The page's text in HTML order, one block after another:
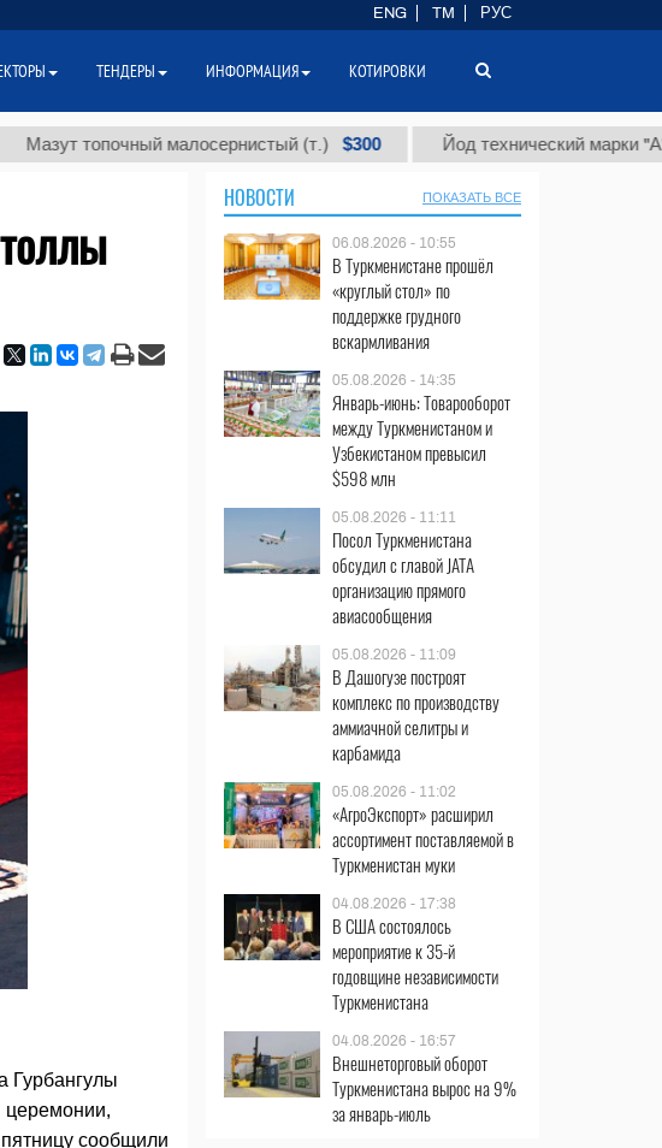
топочный малосернистый (т.) $300 Йод технический марки "А" (т.)
Гурбангулы
церемонии,
сообщили
НОВОСТИ ПОКАЗАТЬ ВСЕ
06.08.2026 - 10:55
В Туркменистане прошёл
«круглый стол» по
поддержке грудного
вскармливания
05.08.2026 - 14:35
Январь-июнь: Товарооборот
между Туркменистаном и
Узбекистаном превысил
$598 млн
05.08.2026 - 11:11
Посол Туркменистана
обсудил с главой JATA
организацию прямого
авиасообщения
05.08.2026 - 11:09
В Дашогузе построят
комплекс по производству
аммиачной селитры и
карбамида
05.08.2026 - 11:02
«АгроЭкспорт» расширил
ассортимент поставляемой в
Туркменистан муки
04.08.2026 - 17:38
В США состоялось
мероприятие к 35-й
годовщине независимости
Туркменистана
04.08.2026 - 16:57
Внешнеторговый оборот
Туркменистана вырос на 9%
за январь-июль
ENG TM РУС
ТЕНДЕРЫ ИНФОРМАЦИЯ КОТИРОВКИ